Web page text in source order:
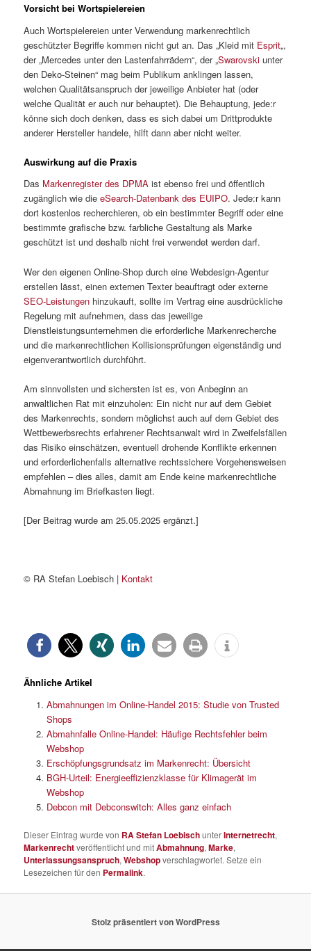
Vorsicht bei Wortspielereien
Auch Wortspielereien unter Verwendung markenrechtlich
geschützter Begriffe kommen nicht gut an. Das „Kleid mit Esprit„,
der „Mercedes unter den Lastenfahrrädern“, der „Swarovski unter
den Deko-Steinen“ mag beim Publikum anklingen lassen,
welchen Qualitätsanspruch der jeweilige Anbieter hat (oder
welche Qualität er auch nur behauptet). Die Behauptung, jede:r
könne sich doch denken, dass es sich dabei um Drittprodukte
anderer Hersteller handele, hilft dann aber nicht weiter.
Auswirkung auf die Praxis
Das Markenregister des DPMA ist ebenso frei und öffentlich
zugänglich wie dieeSearch-Datenbank des EUIPO. Jede:r kann
dort kostenlos recherchieren, ob ein bestimmter Begriff oder eine
bestimmte grafische bzw. farbliche Gestaltung als Marke
geschützt ist und deshalb nicht frei verwendet werden darf.
Wer den eigenen Online-Shop durch eine Webdesign-Agentur
erstellen lässt, einen externen Texter beauftragt oder externe
SEO-Leistungen hinzukauft, sollte im Vertrag eine ausdrückliche
Regelung mit aufnehmen, dass das jeweilige
Dienstleistungsunternehmen die erforderliche Markenrecherche
und die markenrechtlichen Kollisionsprüfungen eigenständig und
eigenverantwortlich durchführt.
Am sinnvollsten und sichersten ist es, von Anbeginn an
anwaltlichen Rat mit einzuholen: Ein nicht nur auf dem Gebiet
des Markenrechts, sondern möglichst auch auf dem Gebiet des
Wettbewerbsrechts erfahrener Rechtsanwalt wird in Zweifelsfällen
das Risiko einschätzen, eventuell drohende Konflikte erkennen
und erforderlichenfalls alternative rechtssichere Vorgehensweisen
empfehlen – dies alles, damit am Ende keine markenrechtliche
Abmahnung im Briefkasten liegt.
[Der Beitrag wurde am 25.05.2025 ergänzt.]
© RA Stefan Loebisch | Kontakt
Ähnliche Artikel
Abmahnungen im Online-Handel 2015: Studie von Trusted
Shops
Abmahnfalle Online-Handel: Häufige Rechtsfehler beim
Webshop
Erschöpfungsgrundsatz im Markenrecht: Übersicht
BGH-Urteil: Energieeffizienzklasse für Klimagerät im
Webshop
Debcon mit Debconswitch: Alles ganz einfach
Dieser Eintrag wurde von RA Stefan LoebischunterInternetrecht,
Markenrechtveröffentlicht und mitAbmahnung,Marke,
Unterlassungsanspruch,Webshopverschlagwortet. Setze ein
Lesezeichen für den Permalink.
Stolz präsentiert von WordPress